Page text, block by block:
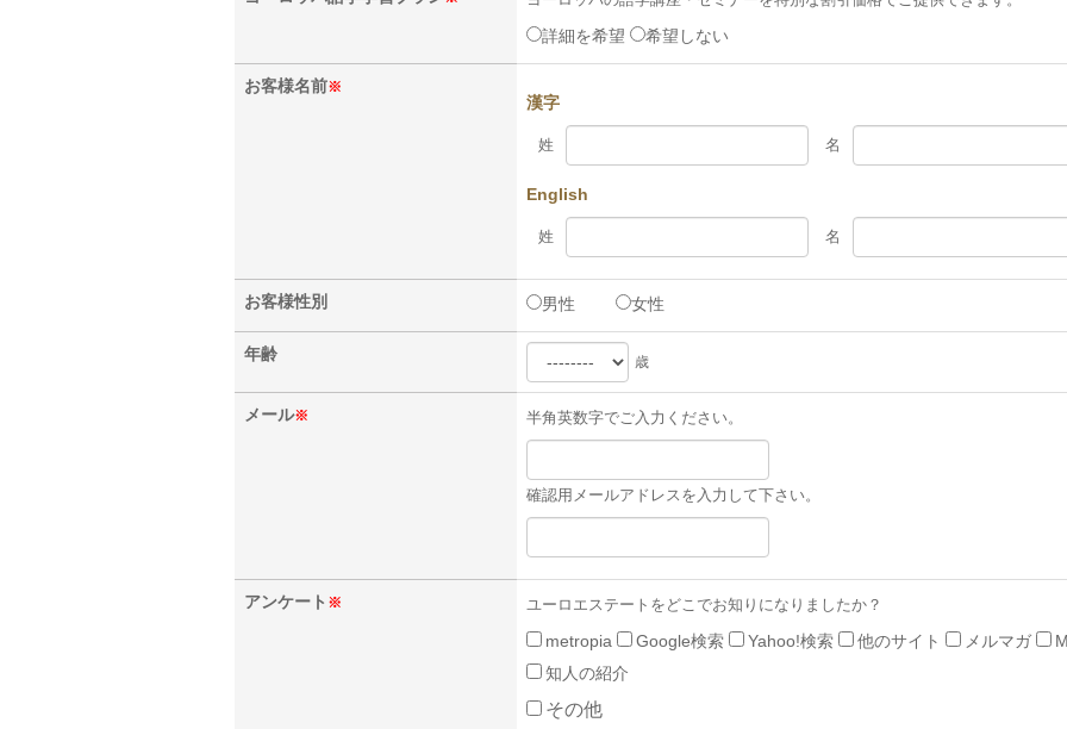
詳細を希望 希望しない
お客様名前※
漢字
姓 名
English
姓 名
お客様性別 男性 女性
年齢 歳
メール※ 半角英数字でご入力ください。
確認用メールアドレスを入力して下さい。
アンケート ※ ユーロエステートをどこでお知りになりましたか？
metropia Google検索 Yahoo!検索 他のサイト メルマガ
知人の紹介
その他